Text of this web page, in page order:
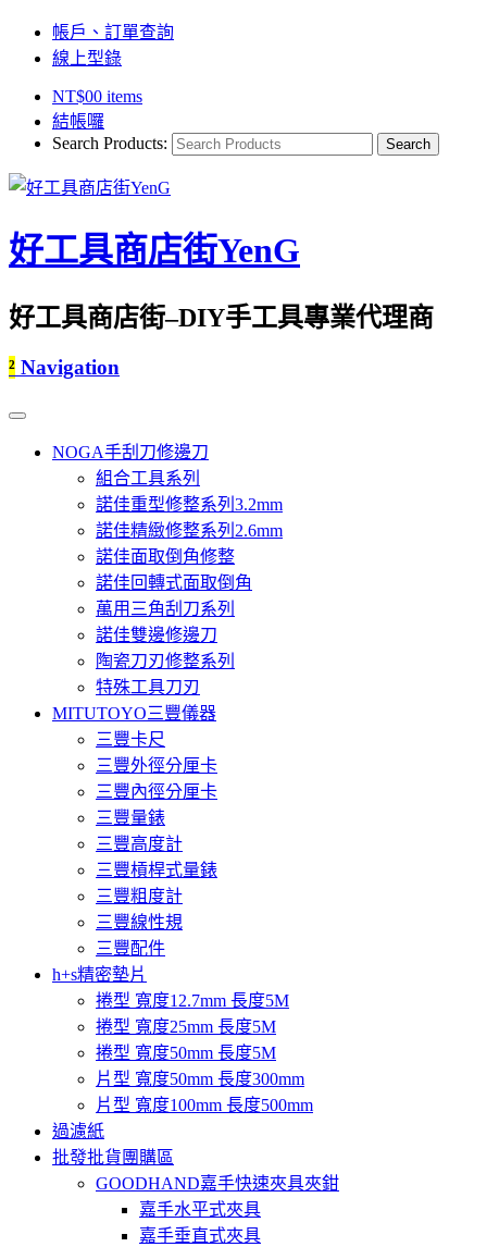
帳戶、訂單查詢
線上型錄
NT$00 items
結帳囉
Search Products:
好工具商店街YenG
好工具商店街–DIY手工具專業代理商
² Navigation
NOGA手刮刀修邊刀
組合工具系列
諾佳重型修整系列3.2mm
諾佳精緻修整系列2.6mm
諾佳面取倒角修整
諾佳回轉式面取倒角
萬用三角刮刀系列
諾佳雙邊修邊刀
陶瓷刀刃修整系列
特殊工具刀刃
MITUTOYO三豐儀器
三豐卡尺
三豐外徑分厘卡
三豐內徑分厘卡
三豐量錶
三豐高度計
三豐槓桿式量錶
三豐粗度計
三豐線性規
三豐配件
h+s精密墊片
捲型 寬度12.7mm 長度5M
捲型 寬度25mm 長度5M
捲型 寬度50mm 長度5M
片型 寬度50mm 長度300mm
片型 寬度100mm 長度500mm
過濾紙
批發批貨團購區
GOODHAND嘉手快速夾具夾鉗
嘉手水平式夾具
嘉手垂直式夾具